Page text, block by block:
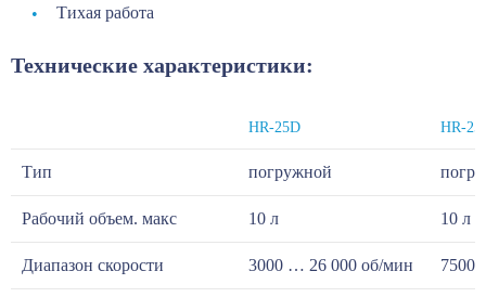
Тихая работа
Технические характеристики:
HR-25D HR-25
Тип погружной
Рабочий объем. макс 10 л 10 л
Диапазон скорости 3000 … 26 000 об/мин 7500